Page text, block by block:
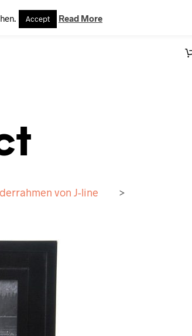
VERTRAG WIDERRUFEN
von J-line >
Accept Read More